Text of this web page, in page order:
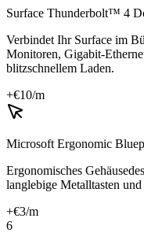
Surface Thunderbolt™ 4
Verbindet Ihr Surface im
Monitoren, Gigabit-
blitzschnellem Laden.
+€10/m
Microsoft Ergonomic
Ergonomisches
langlebige Metalltasten
+€3/m
6